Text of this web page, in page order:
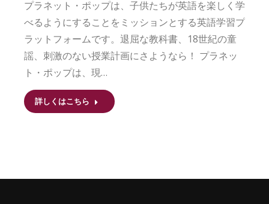
プラネット・ポップは、子供たちが英語を楽しく学
べるようにすることをミッションとする英語学習プ
ラットフォームです。退屈な教科書、18世紀の童
謡、刺激のない授業計画にさようなら！ プラネッ
ト・ポップは、現…
詳しくはこちら